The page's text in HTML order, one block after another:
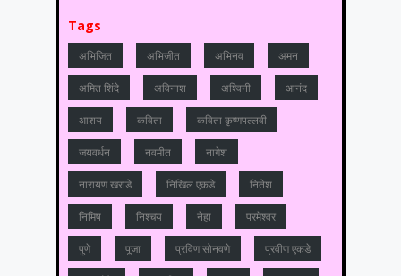
Tags
अभिजित अभिजीत अभिनव अमन
अमित शिंदे अविनाश अश्विनी आनंद
आशय कविता कविता कृष्णपल्लवी
जयवर्धन नवमीत नागेश
नारायण खराडे निखिल एकडे नितेश
निमिष निश्चय नेहा परमेश्वर
पुणे पूजा प्रविण सोनवणे प्रवीण एकडे